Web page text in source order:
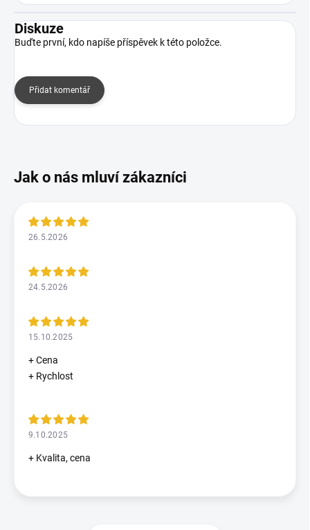
Diskuze
Buďte první, kdo napíše příspěvek k této položce.
Přidat komentář
26.5.2026
24.5.2026
15.10.2025
+ Cena
+ Rychlost
9.10.2025
+ Kvalita, cena